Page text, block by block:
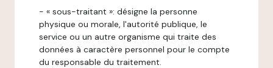
- « sous-traitant »: désigne la personne
physique ou morale, l'autorité publique, le
service ou un autre organisme qui traite des
données à caractère personnel pour le compte
du responsable du traitement.